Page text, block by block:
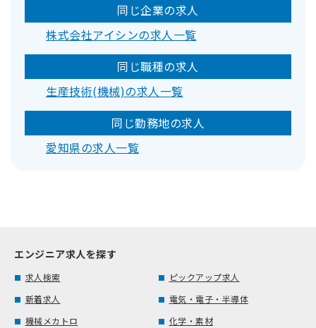
同じ企業の求人
株式会社アイシンの求人一覧
同じ職種の求人
生産技術(機械)の求人一覧
同じ勤務地の求人
愛知県の求人一覧
エンジニア求人を探す
求人検索
ピックアップ求人
新着求人
電気・電子・半導体
機械メカトロ
化学・素材